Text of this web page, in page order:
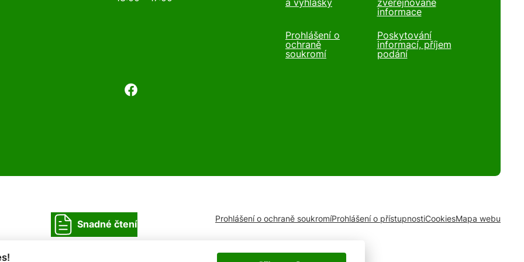
a vyhlášky
zveřejňované
informace
Prohlášení o
ochraně
soukromí
Poskytování
informací, příjem
podání
Snadné čtení Prohlášení o ochraně soukromíProhlášení o přístupnostiCookiesMapa webu